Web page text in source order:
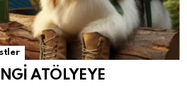
ATÖLYEYE